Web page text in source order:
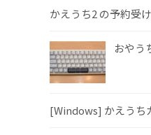
かえうち2 の予約受
おやう
[Windows] かえうち